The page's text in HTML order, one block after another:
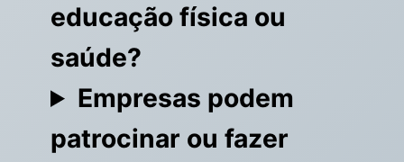
educação física ou
saúde?
Empresas podem
patrocinar ou fazer